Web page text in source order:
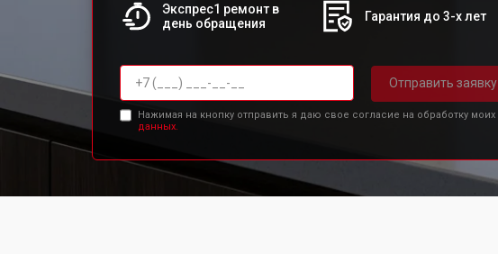
Экспрес1 ремонт в
день обращения
Гарантия до 3-х лет
Отправить заявку
Нажимая на кнопку отправить я даю свое согласие на обработку моих
данных.